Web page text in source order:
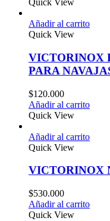
Quick View
Añadir al carrito
Quick View
VICTORINOX
PARA
$120.000
Añadir al carrito
Quick View
Añadir al carrito
Quick View
VICTORINOX
$530.000
Añadir al carrito
Quick View